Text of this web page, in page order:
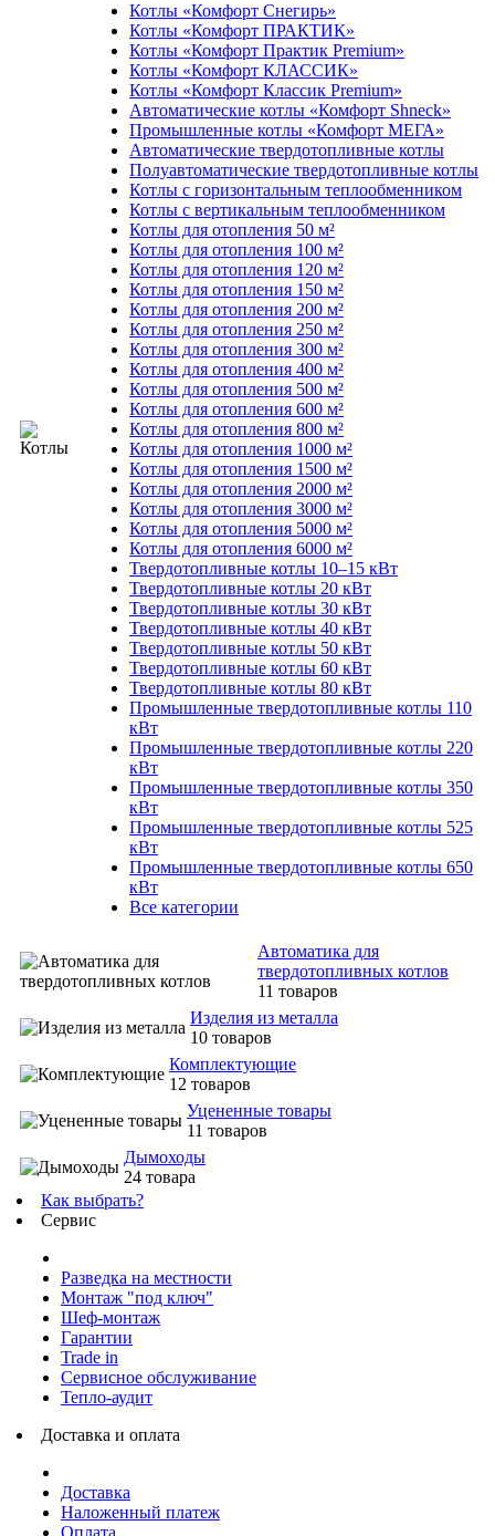
Котлы «Комфорт Снегирь»
Котлы «Комфорт ПРАКТИК»
Котлы «Комфорт Практик Premium»
Котлы «Комфорт КЛАССИК»
Котлы «Комфорт Классик Premium»
Автоматические котлы «Комфорт Shneck»
Промышленные котлы «Комфорт МЕГА»
Автоматические твердотопливные котлы
Полуавтоматические твердотопливные котлы
Котлы с горизонтальным теплообменником
Котлы с вертикальным теплообменником
Котлы для отопления 50 м²
Котлы для отопления 100 м²
Котлы для отопления 120 м²
Котлы для отопления 150 м²
Котлы для отопления 200 м²
Котлы для отопления 250 м²
Котлы для отопления 300 м²
Котлы для отопления 400 м²
Котлы для отопления 500 м²
Котлы для отопления 600 м²
Котлы для отопления 800 м²
Котлы для отопления 1000 м²
Котлы для отопления 1500 м²
Котлы для отопления 2000 м²
Котлы для отопления 3000 м²
Котлы для отопления 5000 м²
Котлы для отопления 6000 м²
Твердотопливные котлы 10–15 кВт
Твердотопливные котлы 20 кВт
Твердотопливные котлы 30 кВт
Твердотопливные котлы 40 кВт
Твердотопливные котлы 50 кВт
Твердотопливные котлы 60 кВт
Твердотопливные котлы 80 кВт
Промышленные твердотопливные котлы 110
кВт
Промышленные твердотопливные котлы 220
кВт
Промышленные твердотопливные котлы 350
кВт
Промышленные твердотопливные котлы 525
кВт
Промышленные твердотопливные котлы 650
кВт
Все категории
Автоматика для
твердотопливных котлов
11 товаров
Изделия из металла
10 товаров
Комплектующие
12 товаров
Уцененные товары
11 товаров
Дымоходы
24 товара
Как выбрать?
Сервис
Разведка на местности
Монтаж "под ключ"
Шеф-монтаж
Гарантии
Trade in
Сервисное обслуживание
Тепло-аудит
Доставка и оплата
Доставка
Наложенный платеж
Оплата